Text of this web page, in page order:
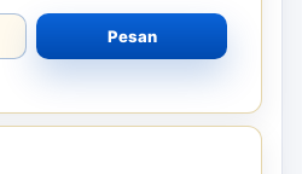
Pesan